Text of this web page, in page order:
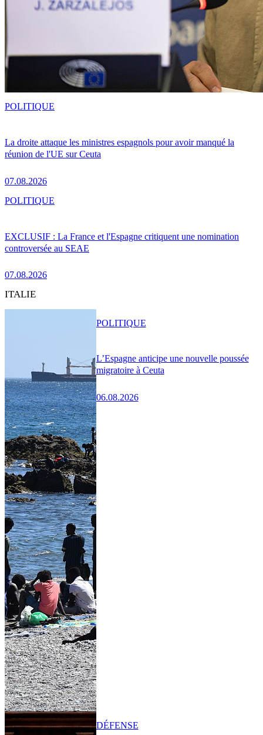
La droite attaque les ministres espagnols pour avoir manqué la
réunion de l'UE sur Ceuta
07.08.2026
POLITIQUE
EXCLUSIF : La France et l'Espagne critiquent une nomination
controversée au SEAE
07.08.2026
POLITIQUE
ITALIE
L’Espagne anticipe une nouvelle poussée
migratoire à Ceuta
06.08.2026
POLITIQUE
DÉFENSE